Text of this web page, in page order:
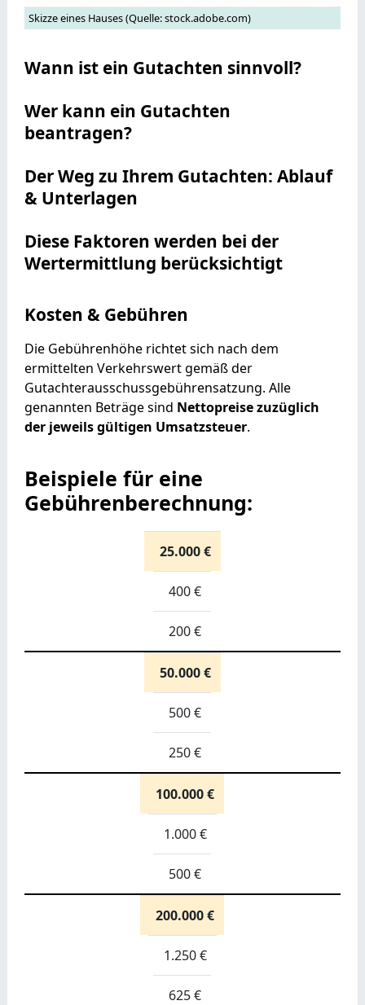
Skizze eines Hauses (Quelle: stock.adobe.com)
Wann ist ein Gutachten sinnvoll?
Wer kann ein Gutachten
beantragen?
Der Weg zu Ihrem Gutachten: Ablauf
& Unterlagen
Diese Faktoren werden bei der
Wertermittlung berücksichtigt
Kosten & Gebühren
Die Gebührenhöhe richtet sich nach dem
ermittelten Verkehrswert gemäß der
Gutachterausschussgebührensatzung. Alle
genannten Beträge sind Nettopreise zuzüglich
der jeweils gültigen Umsatzsteuer.
Beispiele für eine
Gebührenberechnung:
25.000 €
400 €
200 €
50.000 €
500 €
250 €
100.000 €
1.000 €
500 €
200.000 €
1.250 €
625 €